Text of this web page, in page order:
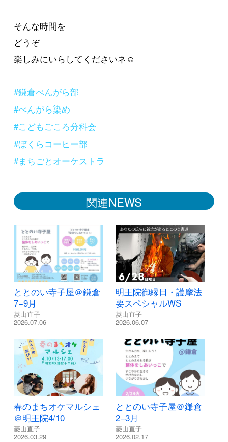
そんな時間を
どうぞ
楽しみにいらしてくださいネ☺️
#鎌倉べんがら部
#べんがら染め
#こどもごころ分科会
#ぼくらコーヒー部
#まちごとオーケストラ
関連NEWS
ととのい寺子屋＠鎌倉
7−9月
菱山直子
2026.07.06
明王院御縁日・護摩法
要スペシャルWS
菱山直子
2026.06.07
春のまちオケマルシェ
＠明王院4/10
菱山直子
2026.03.29
ととのい寺子屋＠鎌倉
2−3月
菱山直子
2026.02.17